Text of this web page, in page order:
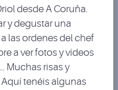
desde A Coruña.
y degustar una
las ordenes del chef
a ver fotos y vídeos
Muchas risas y
tenéis algunas